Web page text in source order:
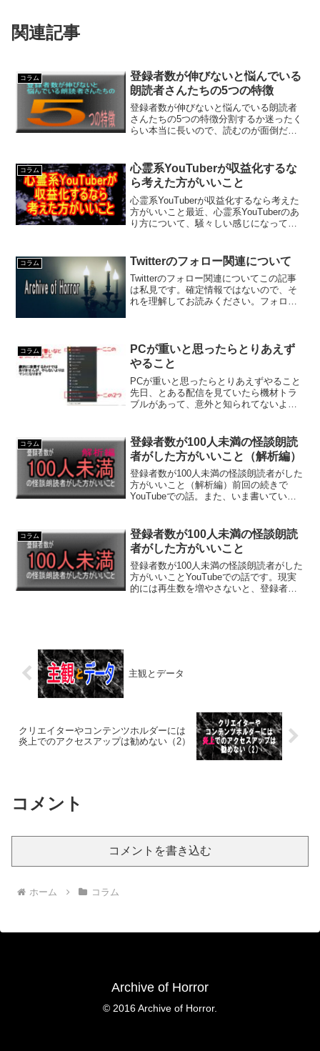
関連記事
コラム
登録者数が伸びないと悩んでいる
朗読者さんたちの5つの特徴
登録者数が伸びないと悩んでいる朗読者
さんたちの5つの特徴分割するか迷ったく
らい本当に長いので、読むのが面倒だと
Twitterをやっていると、YouTuberやツイ
キャスや...
コラム
心霊系YouTuberが収益化するな
ら考えた方がいいこと
心霊系YouTuberが収益化するなら考えた
方がいいこと最近、心霊系YouTuberのあ
り方について、騒々しい感じになってい
紹介している立場なので、スポット巡り
自体を批...
コラム Twitterのフォロー関連について
Twitterのフォロー関連についてこの記事
は私見です。確定情報ではないので、そ
れを理解してお読みください。フォロー
ォロワー数を操...
コラム
PCが重いと思ったらとりあえず
やること
PCが重いと思ったらとりあえずやること
先日、とある配信を見ていたら機材トラ
ブルがあって、意外と知られてないよう
り前ですが動画ファイルや画像ファイル
等がどんどん溜ま...
コラム
登録者数が100人未満の怪談朗読
者がした方がいいこと（解析編）
登録者数が100人未満の怪談朗読者がした
方がいいこと（解析編）前回の続きで
YouTubeでの話。また、いま書いている
ることも変わります。一応、個人的に目
安は下記のよ...
コラム
登録者数が100人未満の怪談朗読
者がした方がいいこと
登録者数が100人未満の怪談朗読者がした
方がいいことYouTubeでの話です。現実
的には再生数を増やさないと、登録者数
主観とデータ
クリエイターやコンテンツホルダーには
炎上でのアクセスアップは勧めない（2）
コメント
コメントを書き込む
ホーム コラム
Archive of Horror
© 2016 Archive of Horror.